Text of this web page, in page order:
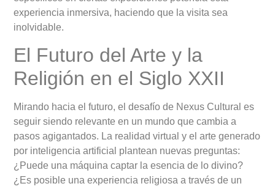
experiencia inmersiva, haciendo que la visita sea
inolvidable.
El Futuro del Arte y la
Religión en el Siglo XXII
Mirando hacia el futuro, el desafío de Nexus Cultural es
seguir siendo relevante en un mundo que cambia a
pasos agigantados. La realidad virtual y el arte generado
por inteligencia artificial plantean nuevas preguntas:
¿Puede una máquina captar la esencia de lo divino?
¿Es posible una experiencia religiosa a través de un